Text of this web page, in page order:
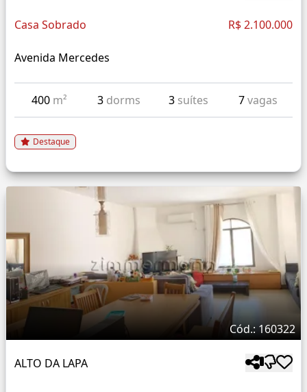
Casa Sobrado R$ 2.100.000
Avenida Mercedes
400 m² 3 dorms 3 suítes 7vagas
Destaque
Cód.: 160322
ALTO DA LAPA